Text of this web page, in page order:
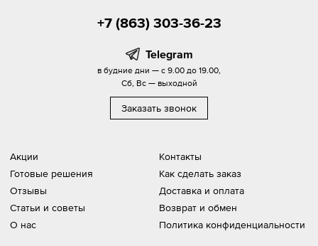
Акции
Готовые решения
Отзывы
Статьи и советы
О нас
Контакты
Как сделать заказ
Доставка и оплата
Возврат и обмен
Политика конфиденциальности
+7 (863) 303-36-23
Telegram
в будние дни — с 9.00 до 19.00,
Сб, Вс — выходной
Заказать звонок